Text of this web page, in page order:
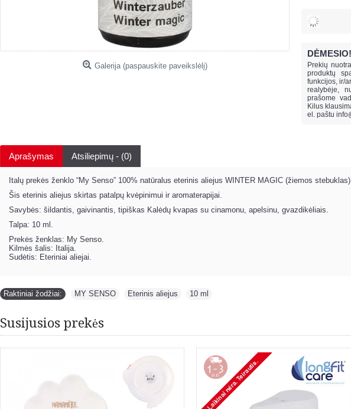
Galerija (paspauskite paveikslėlį)
DĖMESIO!
Prekių
produktų
funkcijos, ir/
realybėje, n
prašome
Kilus
el. paštu
Aprašymas Atsiliepimų - (0)
Italų prekės ženklo “My Senso” 100% natūralus eterinis aliejus WINTER MAGIC (žiemos
Šis eterinis aliejus skirtas patalpų kvėpinimui ir aromaterapijai.
Savybės: šildantis, gaivinantis, tipiškas Kalėdų kvapas su cinamonu, apelsinu, gvazdikėliais.
Talpa: 10 ml.
Prekės ženklas: My Senso.
Kilmės šalis: Italija.
Sudėtis: Eteriniai aliejai.
Raktiniai žodžiai: MY SENSO Eterinis aliejus 10 ml
Susijusios prekės